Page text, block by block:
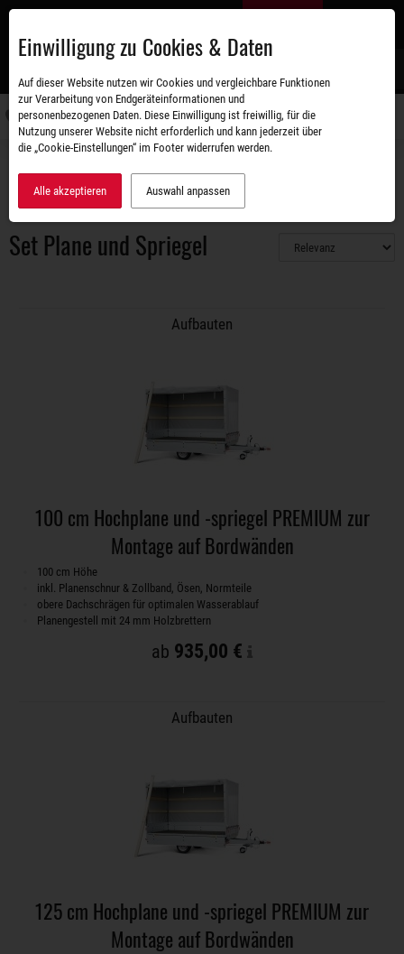
Zum
Set Plane und Spriegel
Set Plane und Spriegel
Aufbauten
100 cm Hochplane und -spriegel PREMIUM zur
Montage auf Bordwänden
100 cm Höhe
inkl. Planenschnur & Zollband, Ösen, Normteile
obere Dachschrägen für optimalen Wasserablauf
Planengestell mit 24 mm Holzbrettern
ab 935,00 €
Aufbauten
125 cm Hochplane und -spriegel PREMIUM zur
Montage auf Bordwänden
Einwilligung zu Cookies & Daten
Auf dieser Website nutzen wir Cookies und vergleichbare Funktionen
zur Verarbeitung von Endgeräteinformationen und
personenbezogenen Daten. Diese Einwilligung ist freiwillig, für die
Nutzung unserer Website nicht erforderlich und kann jederzeit über
die „Cookie-Einstellungen“ im Footer widerrufen werden.
Alle akzeptieren Auswahl anpassen